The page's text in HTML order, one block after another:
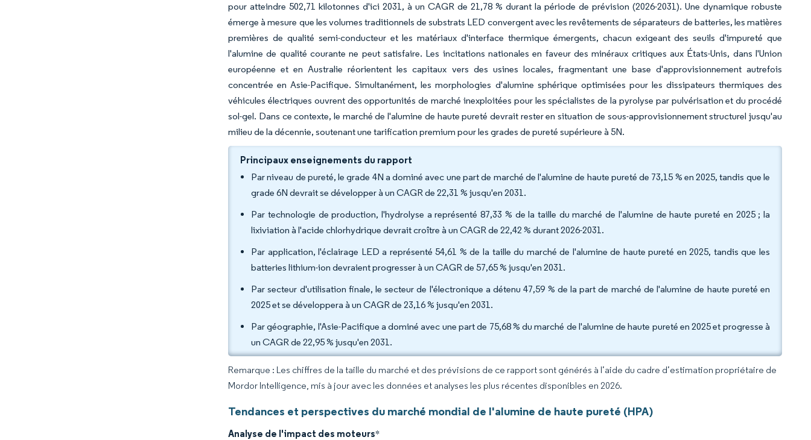
pour atteindre 502,71 kilotonnes d'ici 2031, à un CAGR de 21,78 % durant la période de prévision (2026-2031). Une dynamique robuste
émerge à mesure que les volumes traditionnels de substrats LED convergent avec les revêtements de séparateurs de batteries, les matières
premières de qualité semi-conducteur et les matériaux d'interface thermique émergents, chacun exigeant des seuils d'impureté que
l'alumine de qualité courante ne peut satisfaire. Les incitations nationales en faveur des minéraux critiques aux États-Unis, dans l'Union
européenne et en Australie réorientent les capitaux vers des usines locales, fragmentant une base d'approvisionnement autrefois
concentrée en Asie-Pacifique. Simultanément, les morphologies d'alumine sphérique optimisées pour les dissipateurs thermiques des
véhicules électriques ouvrent des opportunités de marché inexploitées pour les spécialistes de la pyrolyse par pulvérisation et du procédé
sol-gel. Dans ce contexte, le marché de l'alumine de haute pureté devrait rester en situation de sous-approvisionnement structurel jusqu'au
milieu de la décennie, soutenant une tarification premium pour les grades de pureté supérieure à 5N.
Principaux enseignements du rapport
Par niveau de pureté, le grade 4N a dominé avec une part de marché de l'alumine de haute pureté de 73,15 % en 2025, tandis que le
grade 6N devrait se développer à un CAGR de 22,31 % jusqu'en 2031.
Par technologie de production, l'hydrolyse a représenté 87,33 % de la taille du marché de l'alumine de haute pureté en 2025 ; la
lixiviation à l'acide chlorhydrique devrait croître à un CAGR de 22,42 % durant 2026-2031.
Par application, l'éclairage LED a représenté 54,61 % de la taille du marché de l'alumine de haute pureté en 2025, tandis que les
batteries lithium-ion devraient progresser à un CAGR de 57,65 % jusqu'en 2031.
Par secteur d'utilisation finale, le secteur de l'électronique a détenu 47,59 % de la part de marché de l'alumine de haute pureté en
2025 et se développera à un CAGR de 23,16 % jusqu'en 2031.
Par géographie, l'Asie-Pacifique a dominé avec une part de 75,68 % du marché de l'alumine de haute pureté en 2025 et progresse à
un CAGR de 22,95 % jusqu'en 2031.
Remarque : Les chiffres de la taille du marché et des prévisions de ce rapport sont générés à l’aide du cadre d’estimation propriétaire de
Mordor Intelligence, mis à jour avec les données et analyses les plus récentes disponibles en 2026.
Tendances et perspectives du marché mondial de l'alumine de haute pureté (HPA)
Analyse de l'impact des moteurs*